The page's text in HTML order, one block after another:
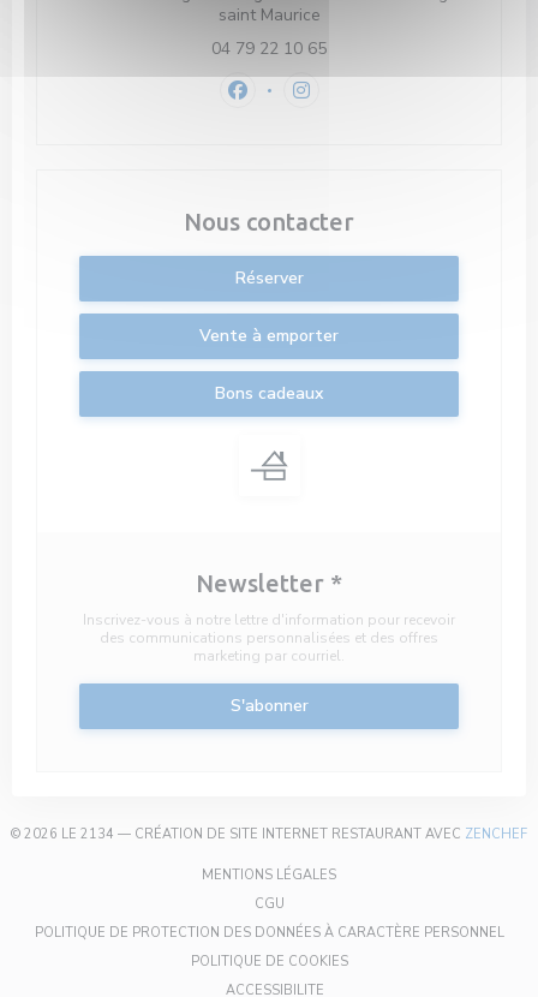
saint Maurice((ouvre une nouvelle
04 79 22 10 65
Facebook ((ouvre une nouvelle
Instagram ((ouvre une
Nous contacter
Réserver
Vente à emporter
Bons cadeaux
Newsletter *
Inscrivez-vous à notre lettre d'information pour recevoir
des communications personnalisées et des offres
marketing par courriel.
S'abonner
© 2026 LE 2134 — CRÉATION DE SITE INTERNET RESTAURANT AVEC ZENCHEF
MENTIONS LÉGALES((OUVRE UNE NOUVELLE
CGU((OUVRE UNE NOUVELLE FENÊTRE))
POLITIQUE DE PROTECTION DES DONNÉES À CARACTÈRE PERSONNEL
POLITIQUE DE COOKIES((OUVRE UNE NOUVELLE
ACCESSIBILITE